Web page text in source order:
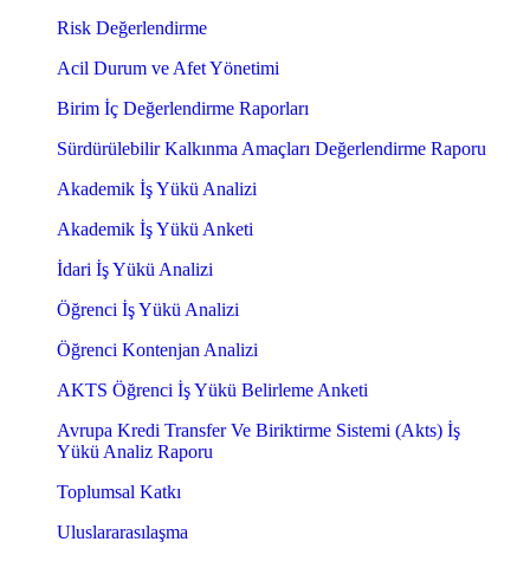
Risk Değerlendirme
Acil Durum ve Afet Yönetimi
Birim İç Değerlendirme Raporları
Sürdürülebilir Kalkınma Amaçları Değerlendirme Raporu
Akademik İş Yükü Analizi
Akademik İş Yükü Anketi
İdari İş Yükü Analizi
Öğrenci İş Yükü Analizi
Öğrenci Kontenjan Analizi
AKTS Öğrenci İş Yükü Belirleme Anketi
Avrupa Kredi Transfer Ve Biriktirme Sistemi (Akts) İş
Yükü Analiz Raporu
Toplumsal Katkı
Uluslararasılaşma